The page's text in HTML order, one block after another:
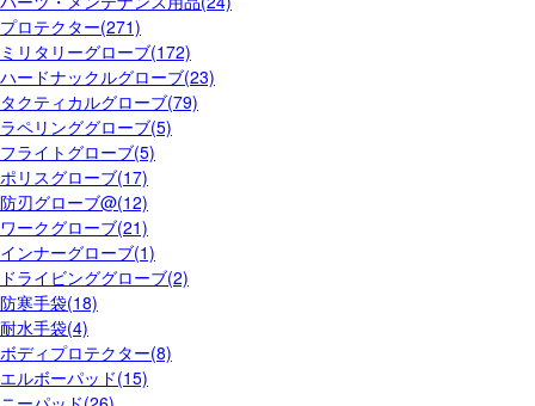
プロテクター(271)
ミリタリーグローブ(172)
ハードナックルグローブ(23)
タクティカルグローブ(79)
ラペリンググローブ(5)
フライトグローブ(5)
ポリスグローブ(17)
防刃グローブ@(12)
ワークグローブ(21)
インナーグローブ(1)
ドライビンググローブ(2)
防寒手袋(18)
耐水手袋(4)
ボディプロテクター(8)
エルボーパッド(15)